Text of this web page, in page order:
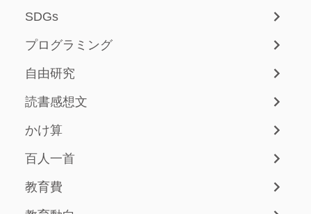
SDGs
プログラミング
自由研究
読書感想文
かけ算
百人一首
教育費